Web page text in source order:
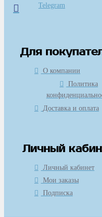
Telegram
Для
О компании
Политика
Доставка и оплата
Личный
Личный кабинет
Мои заказы
Подписка